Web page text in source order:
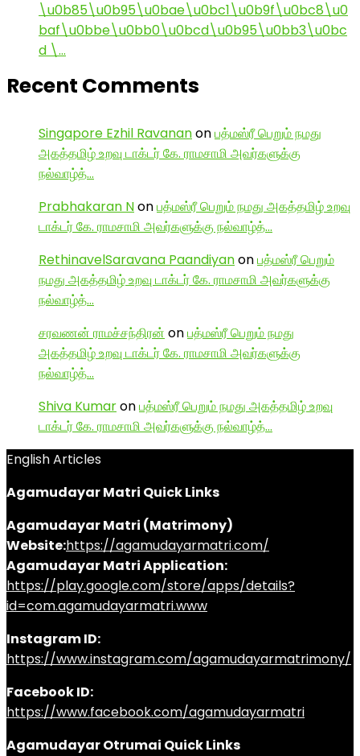
\u0b85\u0b95\u0bae\u0bc1\u0b9f\u0bc8\u0
baf\u0bbe\u0bb0\u0bcd\u0b95\u0bb3\u0bc
d \…
Recent Comments
Singapore Ezhil Ravananonபத்மஸ்ரீ பெறும் நமது
அகத்தமிழ் உறவு டாக்டர் கே. ராமசாமி அவர்களுக்கு
நல்வாழ்த்…
Prabhakaran Nonபத்மஸ்ரீ பெறும் நமது அகத்தமிழ் உறவு
டாக்டர் கே. ராமசாமி அவர்களுக்கு நல்வாழ்த்…
RethinavelSaravana Paandiyanonபத்மஸ்ரீ பெறும்
நமது அகத்தமிழ் உறவு டாக்டர் கே. ராமசாமி அவர்களுக்கு
நல்வாழ்த்…
சரவணன் ராமச்சந்திரன் onபத்மஸ்ரீ பெறும் நமது
அகத்தமிழ் உறவு டாக்டர் கே. ராமசாமி அவர்களுக்கு
நல்வாழ்த்…
Shiva Kumaronபத்மஸ்ரீ பெறும் நமது அகத்தமிழ் உறவு
டாக்டர் கே. ராமசாமி அவர்களுக்கு நல்வாழ்த்…
English Articles
Agamudayar Matri Quick Links
Agamudayar Matri (Matrimony)
Website:https://agamudayarmatri.com/
Agamudayar Matri Application:
https://play.google.com/store/apps/details?
id=com.agamudayarmatri.www
Instagram ID:
https://www.instagram.com/agamudayarmatrimony/
Facebook ID:
https://www.facebook.com/agamudayarmatri
Agamudayar Otrumai Quick Links